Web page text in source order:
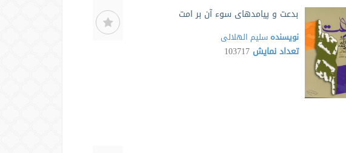
بدعت و پیامدهای سوء آن بر امت
نویسنده سلیم الهلالی
تعداد نمایش 103717